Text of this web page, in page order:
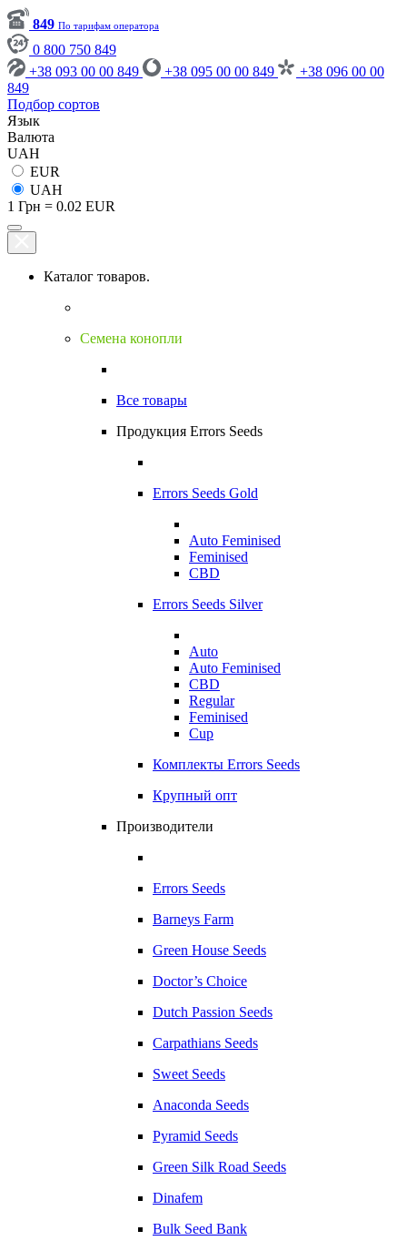
849 По тарифам оператора
0 800 750 849
+38 093 00 00 849
+38 095 00 00 849
+38 096 00 00
849
Подбор сортов
Язык
Валюта
UAH
EUR
UAH
1 Грн = 0.02 EUR
Каталог товаров.
Семена конопли
Все товары
Продукция Errors Seeds
Errors Seeds Gold
Auto Feminised
Feminised
CBD
Errors Seeds Silver
Auto
Auto Feminised
CBD
Regular
Feminised
Cup
Комплекты Errors Seeds
Крупный опт
Производители
Errors Seeds
Barneys Farm
Green House Seeds
Doctor’s Choice
Dutch Passion Seeds
Carpathians Seeds
Sweet Seeds
Anaconda Seeds
Pyramid Seeds
Green Silk Road Seeds
Dinafem
Bulk Seed Bank